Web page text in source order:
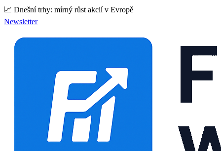
📈 Dnešní trhy: mírný růst akcií v Evropě
Newsletter